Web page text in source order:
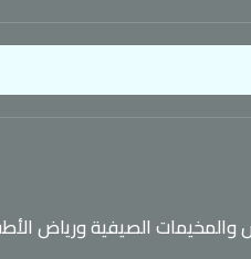
الصيفية ورياض